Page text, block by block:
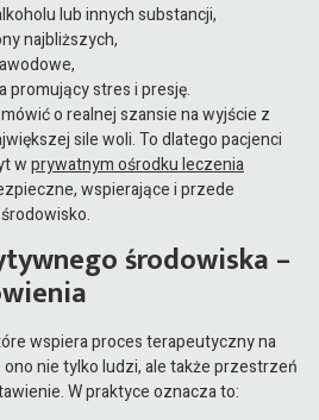
lub innych substancji,
najbliższych,
promujący stres i presję.
o realnej szansie na wyjście z
sile woli. To dlatego pacjenci
wprywatnym ośrodku leczenia
wspierające i przede
środowiska –
wspiera proces terapeutyczny na
nie tylko ludzi, ale także przestrzeń
W praktyce oznacza to: